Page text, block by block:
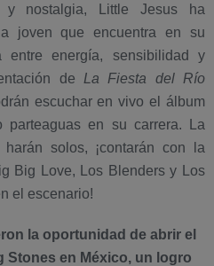
y nostalgia, Little Jesus ha
joven que encuentra en su
entre energía, sensibilidad y
de La
Fiesta del Río
escuchar en vivo el álbum
parteaguas en su carrera. La
solos, ¡contarán con la
Big Love, Los Blenders y Los
el escenario!
la oportunidad de abrir el
Stones en México, un logro